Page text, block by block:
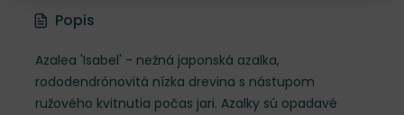
Popis
Azalea 'Isabel' - nežná japonská azalka,
rododendrónovitá nízka drevina s nástupom
ružového kvitnutia počas jari. Azalky sú opadavé